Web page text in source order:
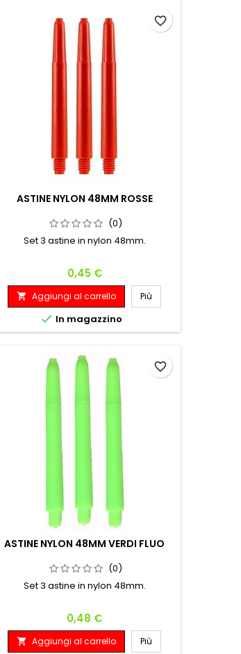
ASTINE NYLON 48MM ROSSE
(0)
Set 3 astine in nylon 48mm.
Prezzo
0,45 €
 Aggiungi al carrello Più
 In magazzino
favorite_border
ASTINE NYLON 48MM VERDI FLUO
(0)
Set 3 astine in nylon 48mm.
Prezzo
0,48 €
 Aggiungi al carrello Più
favorite_border